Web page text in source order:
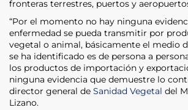
fronteras terrestres, puertos y
“Por el momento no hay ninguna
enfermedad se pueda transmitir por
vegetal o animal, básicamente el medio
se ha identificado es de persona a
los productos de importación y
ninguna evidencia que demuestre lo
director general de Sanidad Vegetal del
Lizano.